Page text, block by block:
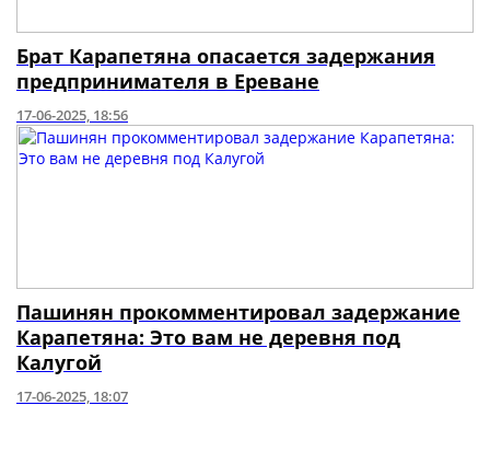
Брат Карапетяна опасается задержания
предпринимателя в Ереване
17-06-2025, 18:56
Пашинян прокомментировал задержание
Карапетяна: Это вам не деревня под
Калугой
17-06-2025, 18:07